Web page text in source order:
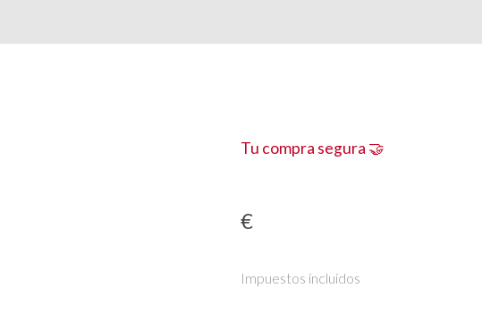
Tu compra segura 🤝
€
Impuestos incluidos